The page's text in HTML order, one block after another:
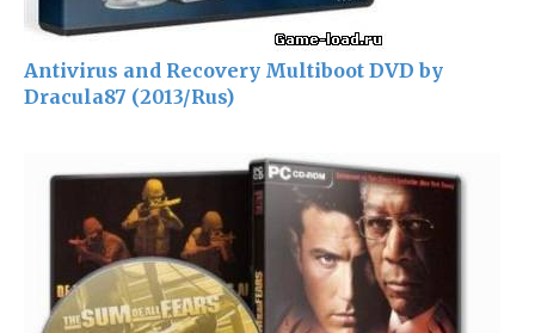
Antivirus and Recovery Multiboot DVD by
Dracula87 (2013/Rus)